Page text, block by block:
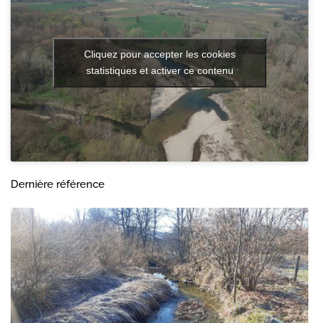
Cliquez pour accepter les cookies
statistiques et activer ce contenu
Dernière référence